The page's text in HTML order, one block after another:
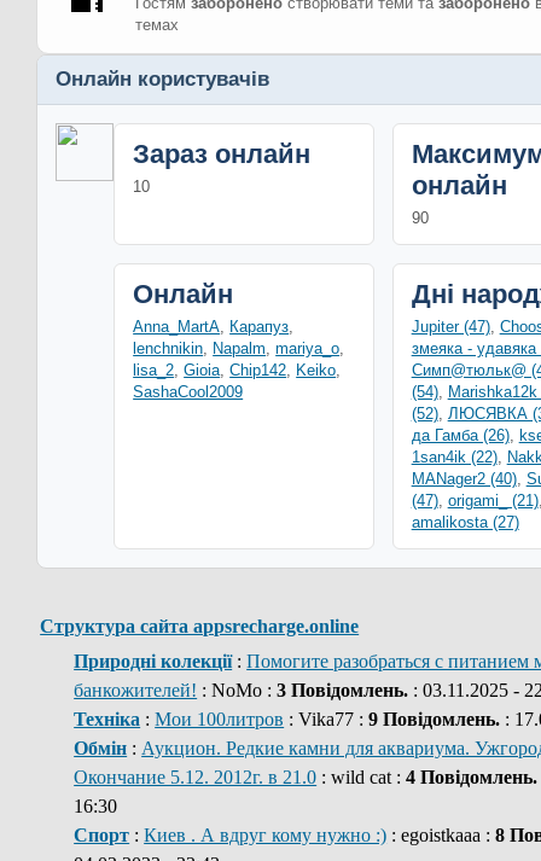
темах
Онлайн користувачів
Зараз онлайн
10
онлайн
90
Онлайн
Anna_MartA, Карапуз,
lenchnikin, Napalm,mariya_o,
lisa_2,Gioia,Chip142, Keiko,
SashaCool2009
Дні
Jupiter (47),
змеяка - удавяка
Симп@тюльк@
(54), Marishka12k
(52), ЛЮСЯВКА
да Гамба (26),
1san4ik (22),
MANager2 (40),
(47), origami_ (21)
amalikosta (27)
Структура сайта appsrecharge.online
Природні колекції:Помогите разобраться с питанием
банкожителей! : NoMo :3 Повідомлень. : 03.11.2025 -
Техніка :Мои 100литров : Vika77 :9 Повідомлень. :
Обмін : Аукцион. Редкие камни для аквариума.
Окончание 5.12. 2012г. в 21.0 : wild cat :4 Повідомлень.
16:30
Спорт :Киев . А вдруг кому нужно :) : egoistkaaa :8